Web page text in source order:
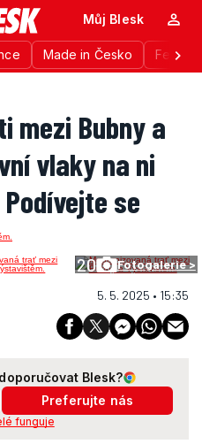
Made in Česko
Můj Blesk
mezi Bubny a
vlaky na ni
se
20 Fotogalerie >
5. 5. 2025 • 15:35
Blesk?
Preferujte nás
funguje